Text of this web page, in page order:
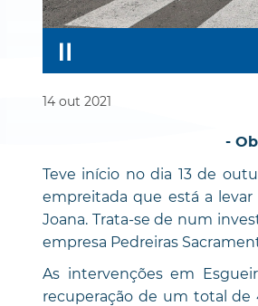
14 out 2021
-
Teve início no dia 13 de
empreitada que está a levar
Joana. Trata-se de num
empresa Pedreiras
As intervenções em
recuperação de um total de